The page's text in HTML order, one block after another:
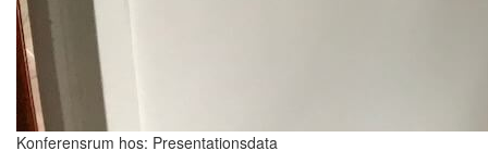
Konferensrum hos: Presentationsdata